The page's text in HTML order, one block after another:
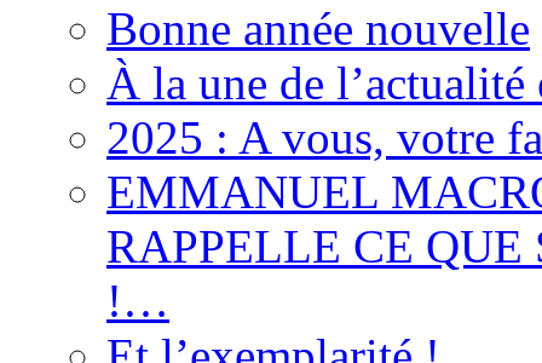
Bonne année nouvelle
À la une de
2025 : A vous, votre
EMMANUEL
RAPPELLE CE
!…